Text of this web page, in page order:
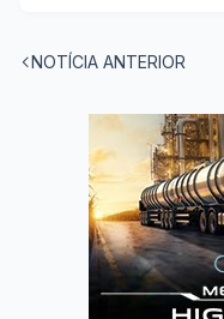
NOTÍCIA ANTERIOR